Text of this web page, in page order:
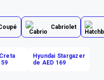
Cabriolet
Hyundai Stargazer
de AED 169